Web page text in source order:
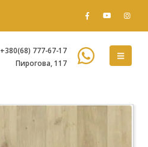
+380(68) 777-67-17
Пирогова, 117